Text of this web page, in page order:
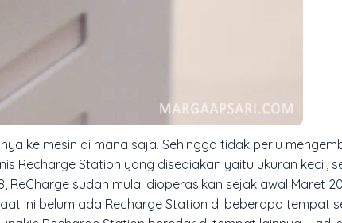
ke mesin di mana saja. Sehingga tidak perlu
Recharge Station yang disediakan yaitu ukuran kecil,
ReCharge sudah mulai dioperasikan sejak awal Maret
ini belum ada Recharge Station di beberapa tempat